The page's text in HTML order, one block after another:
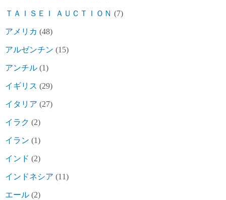
ＴＡＩＳＥＩ ＡＵＣＴＩＯＮ (7)
アメリカ (48)
アルゼンチン (15)
アンチル (1)
イギリス (29)
イタリア (27)
イラク (2)
イラン (1)
インド (2)
インドネシア (11)
エール (2)